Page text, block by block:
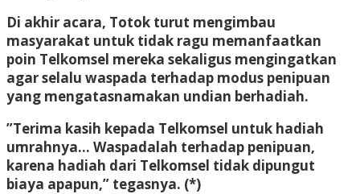
​Di akhir acara, Totok turut mengimbau
masyarakat untuk tidak ragu memanfaatkan
poin Telkomsel mereka sekaligus mengingatkan
agar selalu waspada terhadap modus penipuan
yang mengatasnamakan undian berhadiah.
​”Terima kasih kepada Telkomsel untuk hadiah
umrahnya… Waspadalah terhadap penipuan,
karena hadiah dari Telkomsel tidak dipungut
biaya apapun,” tegasnya. (*)